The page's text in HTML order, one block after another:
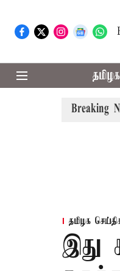
Breaking
பிடிவாராண்ட்
தமிழக
இது